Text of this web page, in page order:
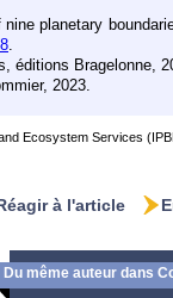
planetary
éditions Bragelonne,
2023.
Ecosystem Services
à l'article
Du même auteur dans